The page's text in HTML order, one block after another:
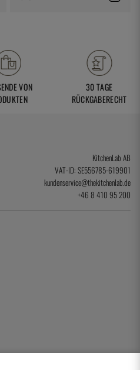
VON
30 TAGE
RÜCKGABERECHT
KitchenLab AB
VAT-ID: SE556785-619901
kundenservice@thekitchenlab.de
+46 8 410 95 200